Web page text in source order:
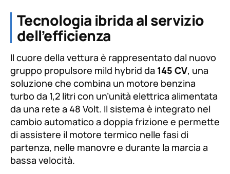
Tecnologia ibrida al servizio
dell’efficienza
Il cuore della vettura è rappresentato dal nuovo
gruppo propulsore mild hybrid da 145 CV, una
soluzione che combina un motore benzina
turbo da 1,2 litri con un’unità elettrica alimentata
da una rete a 48 Volt. Il sistema è integrato nel
cambio automatico a doppia frizione e permette
di assistere il motore termico nelle fasi di
partenza, nelle manovre e durante la marcia a
bassa velocità.